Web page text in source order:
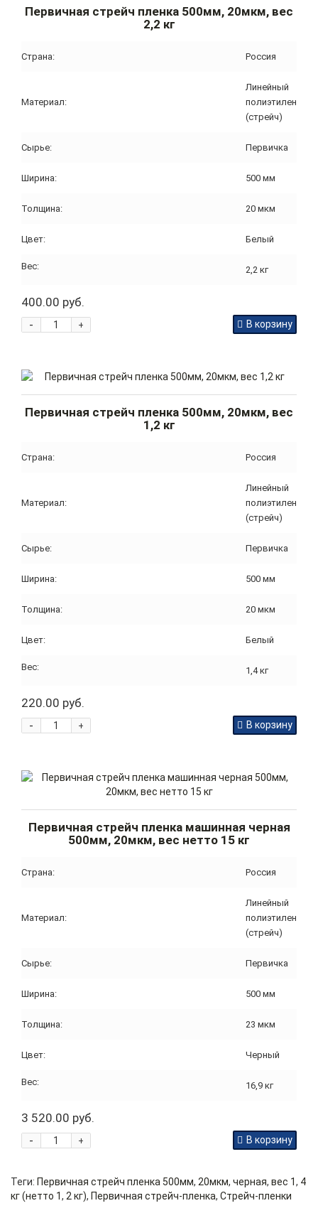
Первичная стрейч пленка 500мм, 20мкм, вес
2,2 кг
Страна: Россия
Материал:
Линейный
полиэтилен
(стрейч)
Сырье: Первичка
Ширина: 500 мм
Толщина: 20 мкм
Цвет: Белый
Вес: 2,2 кг
400.00 руб.
+
- В корзину
Первичная стрейч пленка 500мм, 20мкм, вес
1,2 кг
Страна: Россия
Материал:
Линейный
полиэтилен
(стрейч)
Сырье: Первичка
Ширина: 500 мм
Толщина: 20 мкм
Цвет: Белый
Вес: 1,4 кг
220.00 руб.
+
- В корзину
Первичная стрейч пленка машинная черная
500мм, 20мкм, вес нетто 15 кг
Страна: Россия
Материал:
Линейный
полиэтилен
(стрейч)
Сырье: Первичка
Ширина: 500 мм
Толщина: 23 мкм
Цвет: Черный
Вес: 16,9 кг
3 520.00 руб.
+
- В корзину
Теги: Первичная стрейч пленка 500мм, 20мкм, черная, вес 1, 4
кг (нетто 1, 2 кг), Первичная стрейч-пленка, Стрейч-пленки